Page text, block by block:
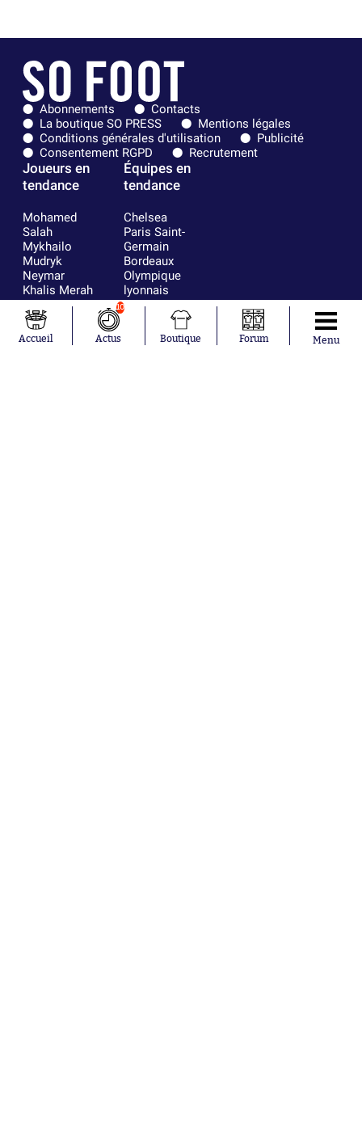
Abonnements
Contacts
La boutique SO PRESS
Mentions légales
Conditions générales d'utilisation
Publicité
Consentement RGPD
Recrutement
Joueurs en
tendance
Mohamed
Salah
Mykhailo
Mudryk
Neymar
Khalis Merah
Loïs Openda
Moussa
Niakhaté
Équipes en
tendance
Chelsea
Paris Saint-
Germain
Bordeaux
Olympique
lyonnais
FIFA
Real Madrid
RC Strasbourg
AC Milan
Accueil
10
Actus Boutique Forum Menu